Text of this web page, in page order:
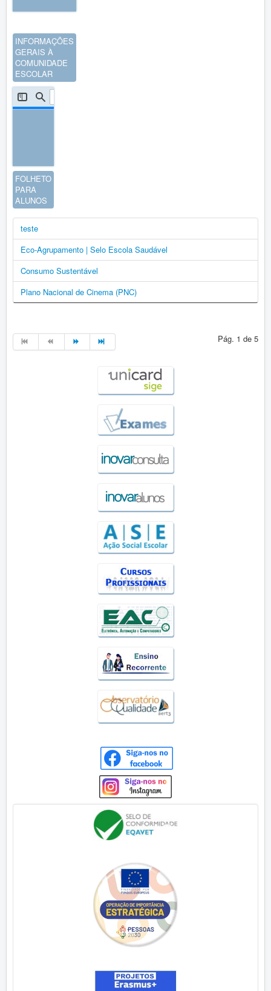
INFORMAÇÕES
GERAIS À
COMUNIDADE
ESCOLAR
FOLHETO
PARA
ALUNOS
teste
Eco-Agrupamento | Selo Escola Saudável
Consumo Sustentável
Plano Nacional de Cinema (PNC)
Pág. 1 de 5